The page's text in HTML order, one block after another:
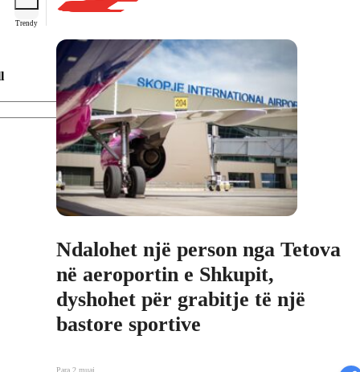
Trendy
Ndalohet një person nga Tetova
në aeroportin e Shkupit,
dyshohet për grabitje të një
bastore sportive
Para 2 muaj